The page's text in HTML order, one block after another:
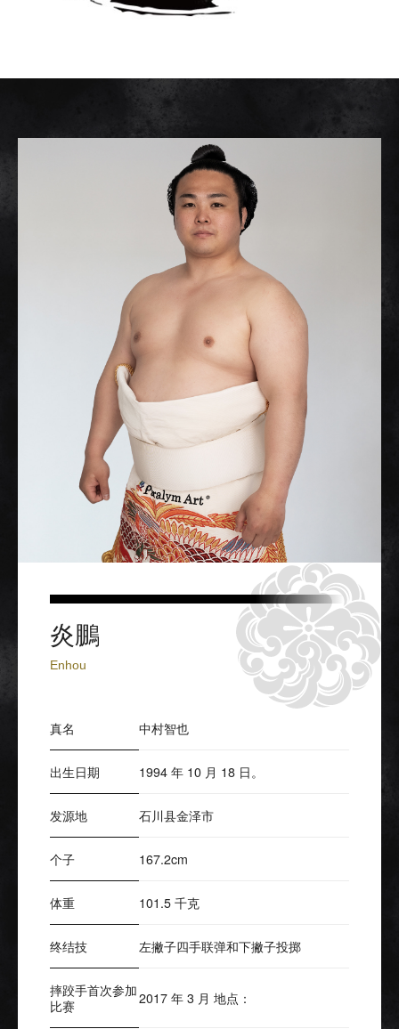
炎鵬
Enhou
真名 中村智也
出生日期 1994 年 10 月 18 日。
发源地 石川县金泽市
个子 167.2cm
体重 101.5 千克
终结技 左撇子四手联弹和下撇子投掷
摔跤手首次参加
比赛
2017 年 3 月 地点：